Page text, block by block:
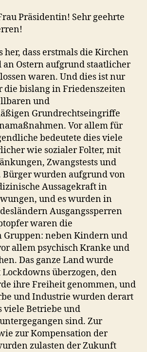
Präsidentin! Sehr geehrte
her, dass erstmals die Kirchen
an Ostern aufgrund staatlicher
waren. Und dies ist nur
die bislang in Friedenszeiten
und
Grundrechtseingriffe
Vor allem für
bedeutete dies viele
wie sozialer Folter, mit
Zwangstests und
wurden aufgrund von
Aussagekraft in
und es wurden in
Ausgangssperren
waren die
Gruppen: neben Kindern und
allem psychisch Kranke und
Das ganze Land wurde
überzogen, den
ihre Freiheit genommen, und
und Industrie wurden derart
viele Betriebe und
sind. Zur
zur Kompensation der
zulasten der Zukunft